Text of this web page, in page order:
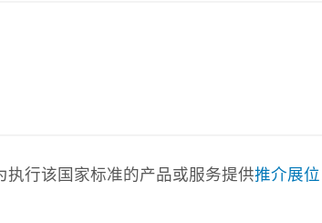
行该国家标准的产品或服务提供推介展位